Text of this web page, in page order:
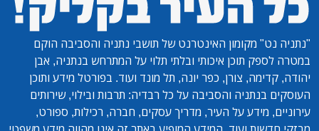
"נתניה נט" מקומון האינטרנט של תושבי נתניה והסביבה הוקם
במטרה לספק תוכן איכותי ובלתי תלוי על המתרחש בנתניה, אבן
יהודה, קדימה, צורן, כפר יונה, תל מונד ועוד. בפורטל מידע ותוכן
העוסקים בנתניה והסביבה על כל רבדיה: תרבות ובילוי, שירותים
עירוניים, מידע על העיר, מדריך עסקים, חברה, רכילות, ספורט,